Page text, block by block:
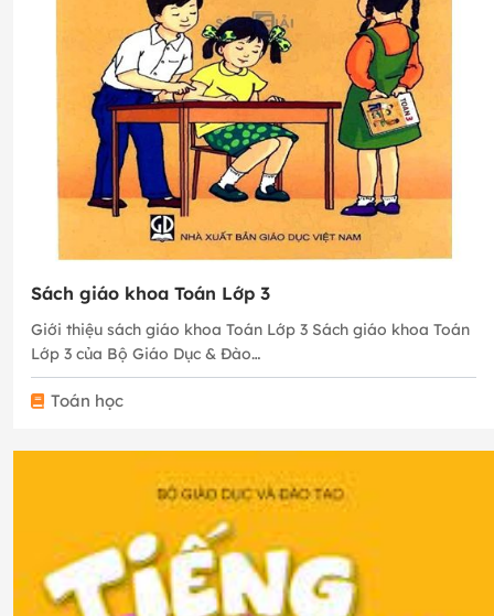
Sách giáo khoa Toán Lớp 3
Giới thiệu sách giáo khoa Toán Lớp 3 Sách giáo khoa Toán
Lớp 3 của Bộ Giáo Dục & Đào…
Toán học